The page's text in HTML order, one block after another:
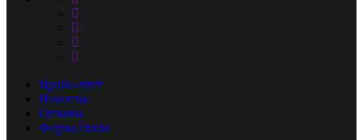
Прайс-лист
Новости
Отзывы
Форма связи